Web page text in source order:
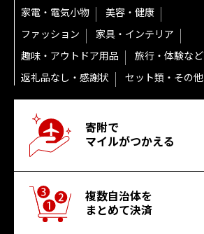
家電・電気小物
美容・健康
ファッション
家具・インテリア
趣味・アウトドア用品
旅行・体験など
返礼品なし・感謝状
セット類・その他
寄附で
マイルがつかえる
複数自治体を
まとめて決済